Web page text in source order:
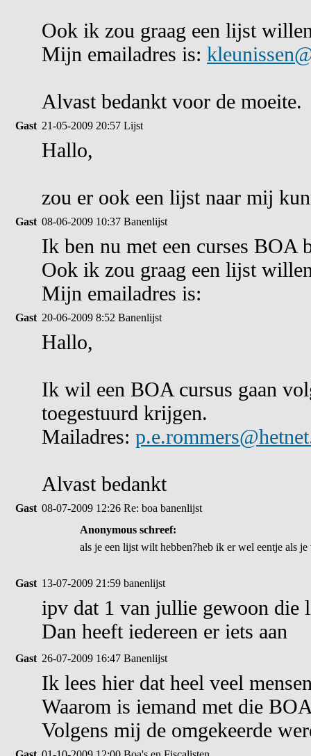
Ook ik zou graag een lijst
Mijn emailadres is:
Alvast bedankt voor de moeite.
Gast 21-05-2009 20:57 Lijst
Hallo,
zou er ook een lijst naar mij
Gast 08-06-2009 10:37 Banenlijst
Ik ben nu met een curses BOA
Ook ik zou graag een lijst
Mijn emailadres is:
Gast 20-06-2009 8:52 Banenlijst
Hallo,
Ik wil een BOA cursus gaan
toegestuurd krijgen.
Mailadres:
Alvast bedankt
Gast 08-07-2009 12:26 Re: boa banenlijst
Anonymous schreef:
als je een lijst wilt hebben?heb ik er wel eentje als
Gast 13-07-2009 21:59 banenlijst
ipv dat 1 van jullie gewoon die
Dan heeft iedereen er iets aan
Gast 26-07-2009 16:47 Banenlijst
Ik lees hier dat heel veel
Waarom is iemand met die
Volgens mij de omgekeerde